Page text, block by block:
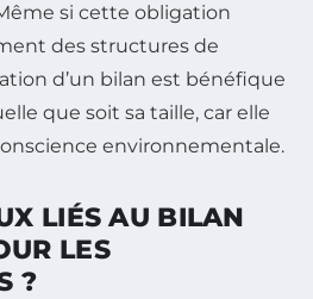
si cette obligation
des structures de
d’un bilan est bénéfique
que soit sa taille, car elle
environnementale.
LIÉS AU BILAN
LES
?